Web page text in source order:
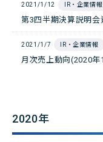
2021/1/12 IR・企業情報
第3四半期決算説明
2021/1/7 IR・企業情報
月次売上動向(2020年
2020年